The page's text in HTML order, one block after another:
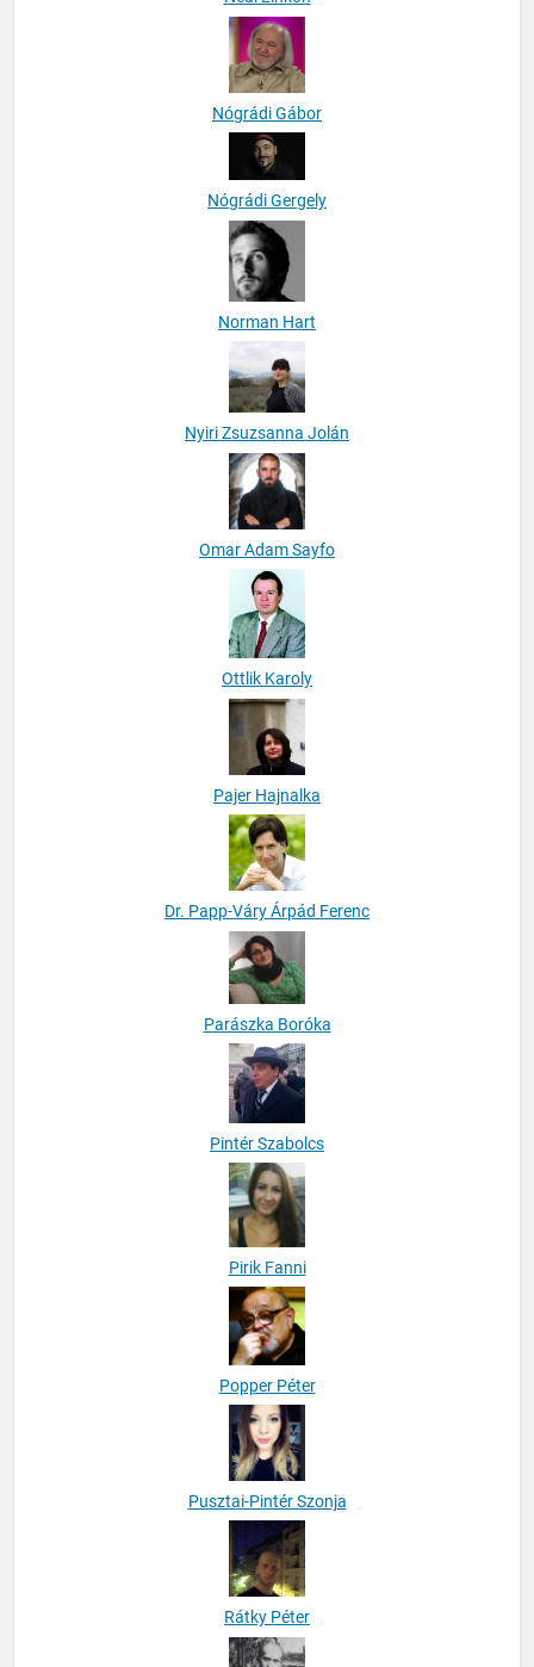
Nógrádi Gábor
Nógrádi Gergely
Norman Hart
Nyiri Zsuzsanna Jolán
Omar Adam Sayfo
Ottlik Karoly
Pajer Hajnalka
Dr. Papp-Váry Árpád Ferenc
Parászka Boróka
Pintér Szabolcs
Pirik Fanni
Popper Péter
Pusztai-Pintér Szonja
Rátky Péter